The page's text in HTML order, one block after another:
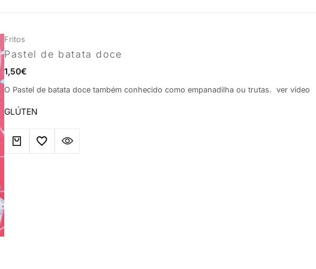
Fritos
Pastel de batata doce
1,50€
O Pastel de batata doce também conhecido como empanadilha ou trutas. ver vídeo
GLÚTEN